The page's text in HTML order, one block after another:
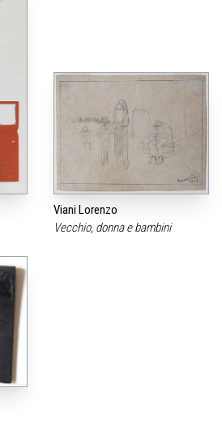
Viani Lorenzo
Vecchio, donna e bambini